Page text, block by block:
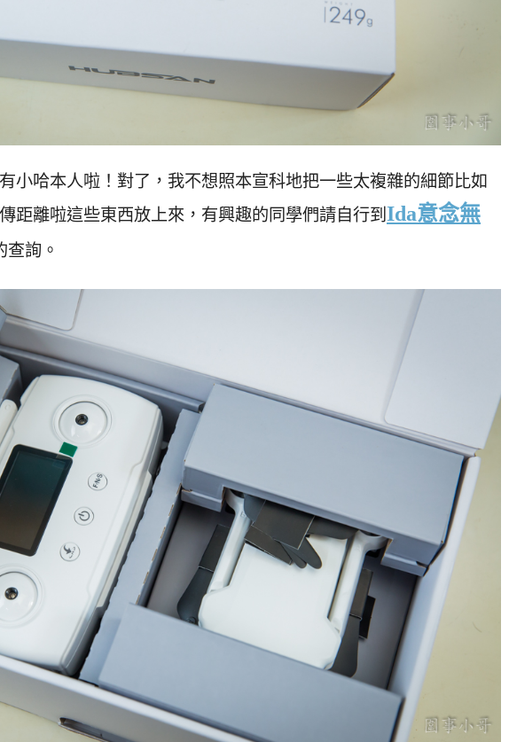
小哈本人啦！對了，我不想照本宣科地把一些太複雜的細節比如
距離啦這些東西放上來，有興趣的同學們請自行到 Ida意念無
查詢。